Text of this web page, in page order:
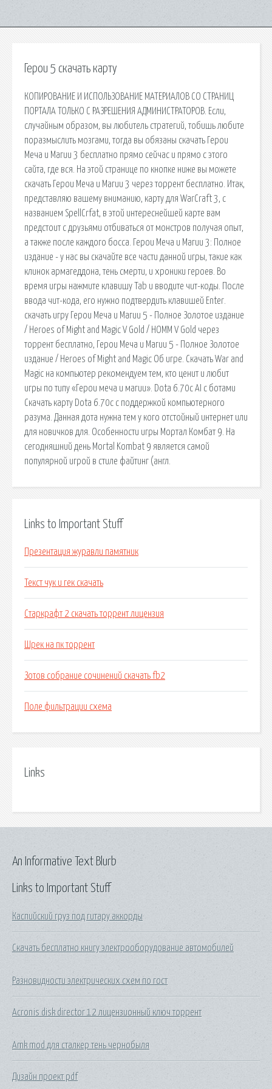
Герои 5 скачать карту
КОПИРОВАНИЕ И ИСПОЛЬЗОВАНИЕ МАТЕРИАЛОВ СО СТРАНИЦ
ПОРТАЛА ТОЛЬКО С РАЗРЕШЕНИЯ АДМИНИСТРАТОРОВ. Если,
случайным образом, вы любитель стратегий, тобишь любите
поразмыслить мозгами, тогда вы обязаны скачать Герои
Меча и Магии 3 бесплатно прямо сейчас и прямо с этого
сайта, где вся. На этой странице по кнопке ниже вы можете
скачать Герои Меча и Магии 3 через торрент бесплатно. Итак,
представляю вашему вниманию, карту для WarCraft 3, с
названием SpellCrfat, в этой интереснейшей карте вам
предстоит с друзьями отбиваться от монстров получая опыт,
а также после каждого босса. Герои Меча и Магии 3: Полное
издание - у нас вы скачайте все части данной игры, такие как
клинок армагеддона, тень смерти, и хроники героев. Во
время игры нажмите клавишу Tab и вводите чит-коды. После
ввода чит-кода, его нужно подтвердить клавишей Enter.
скачать игру Герои Меча и Магии 5 - Полное Золотое издание
/ Heroes of Might and Magic V Gold / HOMM V Gold через
торрент бесплатно, Герои Меча и Магии 5 - Полное Золотое
издание / Heroes of Might and Magic Об игре. Скачать War and
Magic на компьютер рекомендуем тем, кто ценит и любит
игры по типу «Герои меча и магии». Dota 6.70c AI с ботами
Скачать карту Dota 6.70c с поддержкой компьютерного
разума. Данная дота нужна тем у кого отстойный интернет или
для новичков для. Особенности игры Мортал Комбат 9. На
сегодняшний день Mortal Kombat 9 является самой
популярной игрой в стиле файтинг (англ.
Links to Important Stuff
Презентация журавли памятник
Текст чук и гек скачать
Старкрафт 2 скачать торрент лицензия
Шрек на пк торрент
Зотов собрание сочинений скачать fb2
Поле фильтрации схема
Links
Links to Important Stuff
Каспийский груз под гитару аккорды
Скачать бесплатно книгу электрооборудование автомобилей
Разновидности электрических схем по гост
Acronis disk director 12 лицензионный ключ торрент
Amk mod для сталкер тень чернобыля
Дизайн проект pdf
An Informative Text Blurb